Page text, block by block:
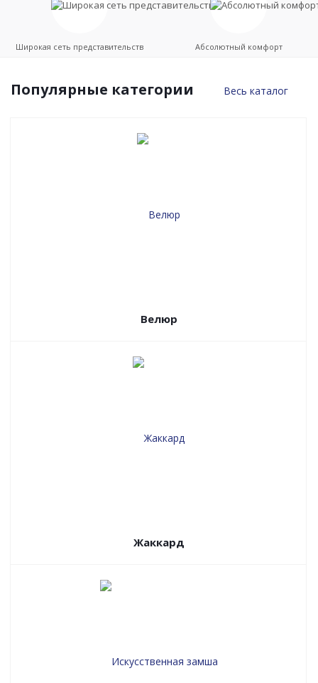
Широкая сеть представительств Абсолютный комфорт
Популярные категории Весь каталог
Велюр
Жаккард